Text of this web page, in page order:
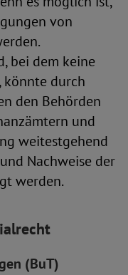
von
bei dem keine
durch
den Behörden
und
weitestgehend
Nachweise der
werden.
(BuT)